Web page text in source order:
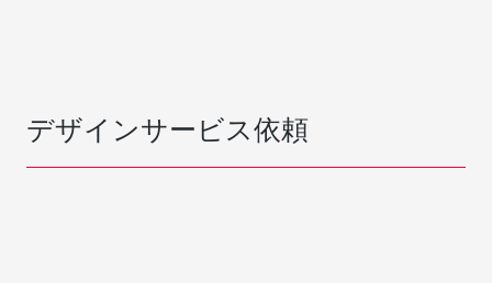
デザインサービス依頼